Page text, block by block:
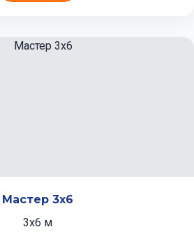
Мастер 3x6
3x6 м